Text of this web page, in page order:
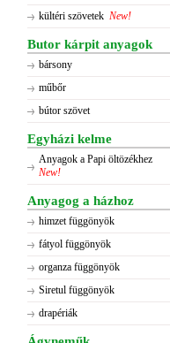
kültéri szövetek New!
Butor kárpit anyagok
bársony
műbőr
bútor szövet
Egyházi kelme
Anyagok a Papi öltözékhez
New!
Anyagog a házhoz
himzet függönyök
fátyol függönyök
organza függönyök
Siretul függönyök
drapériák